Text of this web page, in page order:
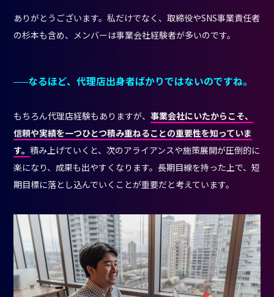
ありがとうございます。私だけでなく、取締役やSNS事業責任者
の杉本も含め、メンバーは事業会社経験者が多いのです。
なるほど、代理店出身者ばかりではないのですね。
もちろん代理店経験もありますが、事業会社にいたからこそ、
信頼や実績を一つひとつ積み重ねることの重要性を知っていま
す。積み上げていくと、次のアライアンスや施策展開が圧倒的に
楽になり、成果も出やすくなります。長期目線を持った上で、短
期目標に落とし込んでいくことが重要だと考えています。